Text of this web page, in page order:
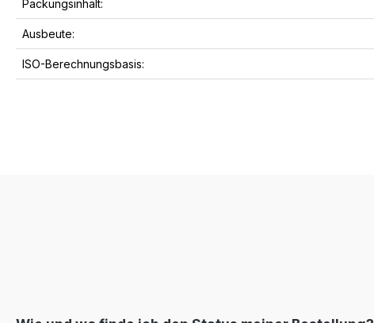
Packungsinhalt:
Ausbeute:
ISO-Berechnungsbasis: